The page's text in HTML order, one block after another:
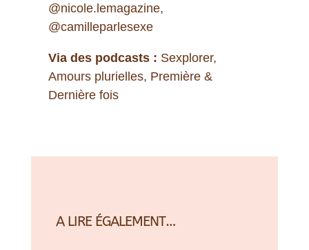
@nicole.lemagazine,
@camilleparlesexe
Via des podcasts : Sexplorer,
Amours plurielles, Première &
Dernière fois
A LIRE ÉGALEMENT…